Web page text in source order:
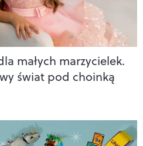
małych marzycielek.
świat pod choinką